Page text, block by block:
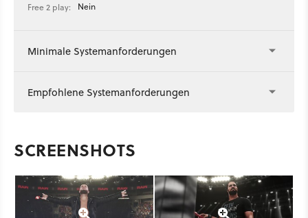
Free 2 play:
Nein
Minimale Systemanforderungen
Empfohlene Systemanforderungen
SCREENSHOTS